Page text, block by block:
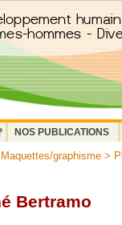
NOS PUBLICATIONS
Maquettes/graphisme >
Bertramo